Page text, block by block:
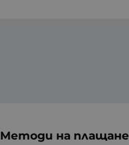
Методи на плащане